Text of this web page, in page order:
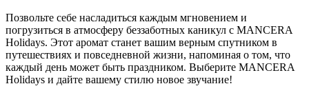
Позвольте себе насладиться каждым мгновением и
погрузиться в атмосферу беззаботных каникул с MANCERA
Holidays. Этот аромат станет вашим верным спутником в
путешествиях и повседневной жизни, напоминая о том, что
каждый день может быть праздником. Выберите MANCERA
Holidays и дайте вашему стилю новое звучание!